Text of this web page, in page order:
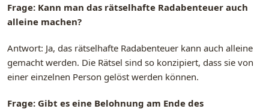
Frage: Kann man das rätselhafte Radabenteuer auch
alleine machen?
Antwort: Ja, das rätselhafte Radabenteuer kann auch alleine
gemacht werden. Die Rätsel sind so konzipiert, dass sie von
einer einzelnen Person gelöst werden können.
Frage: Gibt es eine Belohnung am Ende des